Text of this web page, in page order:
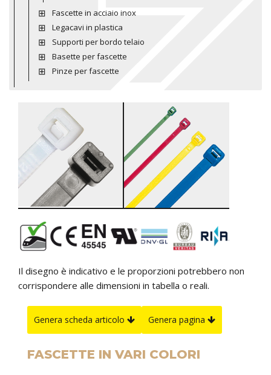
Fascette in acciaio inox
Legacavi in plastica
Supporti per bordo telaio
Basette per fascette
Pinze per fascette
Il disegno è indicativo e le proporzioni potrebbero non
corrispondere alle dimensioni in tabella o reali.
Genera scheda articolo Genera pagina
FASCETTE IN VARI COLORI